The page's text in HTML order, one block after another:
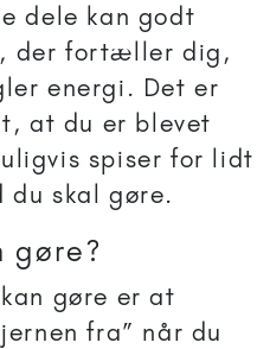
dele kan godt
der fortæller dig,
energi. Det er
at du er blevet
spiser for lidt
du skal gøre.
gøre?
gøre er at
fra” når du